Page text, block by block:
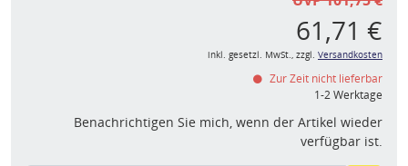
61,71 €
inkl. gesetzl. MwSt., zzgl. Versandkosten
Zur Zeit nicht lieferbar
1-2 Werktage
Benachrichtigen Sie mich, wenn der Artikel wieder
verfügbar ist.